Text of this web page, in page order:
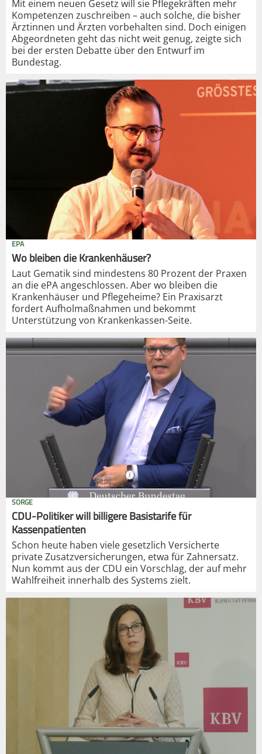
Mit einem neuen Gesetz will sie Pflegekräften mehr
Kompetenzen zuschreiben – auch solche, die bisher
Ärztinnen und Ärzten vorbehalten sind. Doch einigen
Abgeordneten geht das nicht weit genug, zeigte sich
bei der ersten Debatte über den Entwurf im
Bundestag.
EPA
Wo bleiben die Krankenhäuser?
Laut Gematik sind mindestens 80 Prozent der Praxen
an die ePA angeschlossen. Aber wo bleiben die
Krankenhäuser und Pflegeheime? Ein Praxisarzt
fordert Aufholmaßnahmen und bekommt
Unterstützung von Krankenkassen-Seite.
SORGE
CDU-Politiker will billigere Basistarife für
Kassenpatienten
Schon heute haben viele gesetzlich Versicherte
private Zusatzversicherungen, etwa für Zahnersatz.
Nun kommt aus der CDU ein Vorschlag, der auf mehr
Wahlfreiheit innerhalb des Systems zielt.